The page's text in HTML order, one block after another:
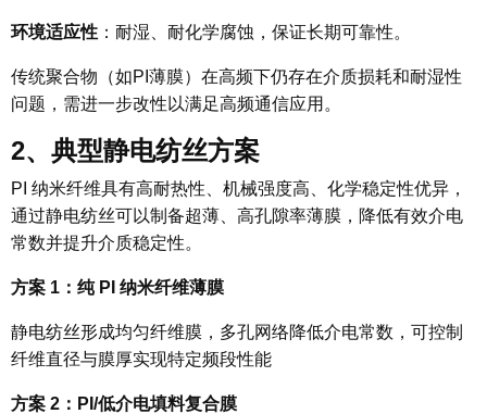
环境适应性 ：耐湿、耐化学腐蚀，保证长期可靠性。
传统聚合物（如PI薄膜）在高频下仍存在介质损耗和耐湿性
问题，需进一步改性以满足高频通信应用。
2、典型静电纺丝方案
PI 纳米纤维具有高耐热性、机械强度高、化学稳定性优异，
通过静电纺丝可以制备超薄、高孔隙率薄膜，降低有效介电
常数并提升介质稳定性。
方案 1：纯 PI 纳米纤维薄膜
静电纺丝形成均匀纤维膜，多孔网络降低介电常数，可控制
纤维直径与膜厚实现特定频段性能
方案 2：PI/低介电填料复合膜